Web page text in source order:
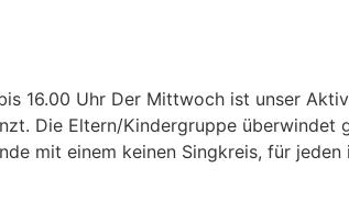
16.00 Uhr Der Mittwoch ist unser
Die Eltern/Kindergruppe überwindet
mit einem keinen Singkreis, für